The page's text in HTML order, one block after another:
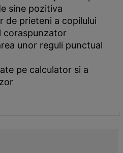
sine pozitiva
de prieteni a copilului
coraspunzator
unor reguli punctual
pe calculator si a